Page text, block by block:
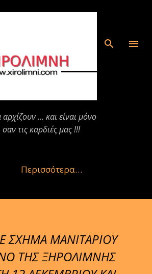
στο κύριο περιεχόμενο
... και είναι μόνο
τις καρδιές μας !!!
Περισσότερα…
ΣΧΗΜΑ ΜΑΝΙΤΑΡΙΟΥ
ΤΗΣ ΞΗΡΟΛΙΜΝΗΣ